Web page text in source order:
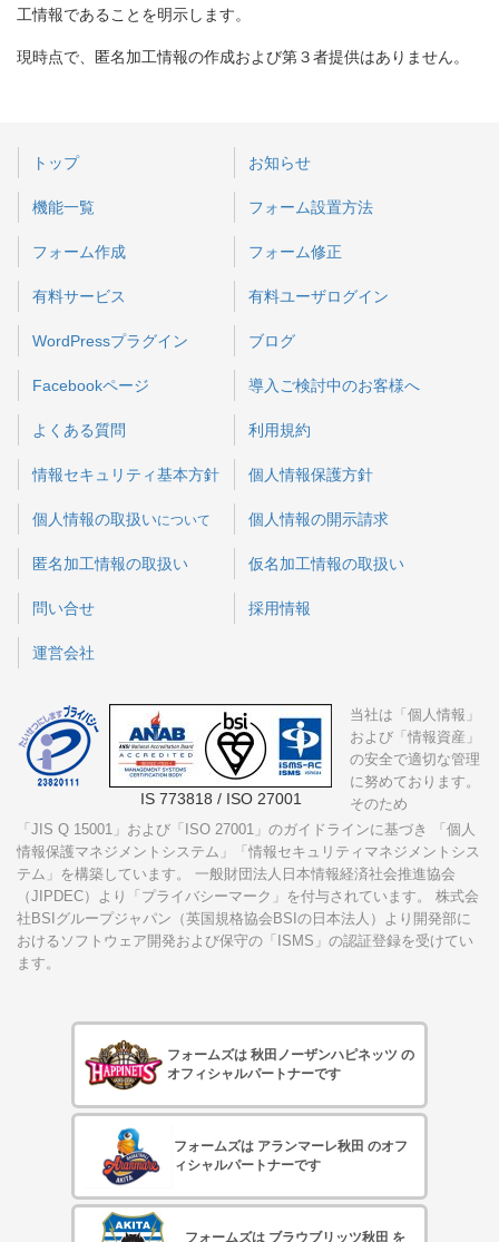
工情報であることを明示します。
現時点で、匿名加工情報の作成および第３者提供はありません。
トップ お知らせ
機能一覧 フォーム設置方法
フォーム作成 フォーム修正
有料サービス 有料ユーザログイン
WordPressプラグイン ブログ
Facebookページ 導入ご検討中のお客様へ
よくある質問 利用規約
情報セキュリティ基本方針 個人情報保護方針
個人情報の取扱いについて 個人情報の開示請求
匿名加工情報の取扱い 仮名加工情報の取扱い
問い合せ 採用情報
運営会社
IS 773818 / ISO 27001
当社は「個人情報」
および「情報資産」
の安全で適切な管理
に努めております。
そのため
「JIS Q 15001」および「ISO 27001」 のガイドラインに基づき 「個人
情報保護マネジメントシステム」「情報セキュリティマネジメントシス
テム」を構築しています。 一般財団法人日本情報経済社会推進協会
（JIPDEC）より「プライバシーマーク」を付与されています。 株式会
社BSIグループジャパン（英国規格協会BSIの日本法人）より開発部に
おけるソフトウェア開発および保守の「ISMS」の認証登録を受けてい
ます。
フォームズは 秋田ノーザンハピネッツ の
オフィシャルパートナーです
フォームズは アランマーレ秋田 のオフ
ィシャルパートナーです
フォームズは ブラウブリッツ秋田 を